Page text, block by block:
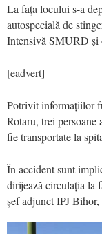
La fața locului s-a
autospecială de
Intensivă SMURD și
[eadvert]
Potrivit informațiilor
Rotaru, trei persoane
fie transportate la
În accident sunt
dirijează circulația la
șef adjunct IPJ